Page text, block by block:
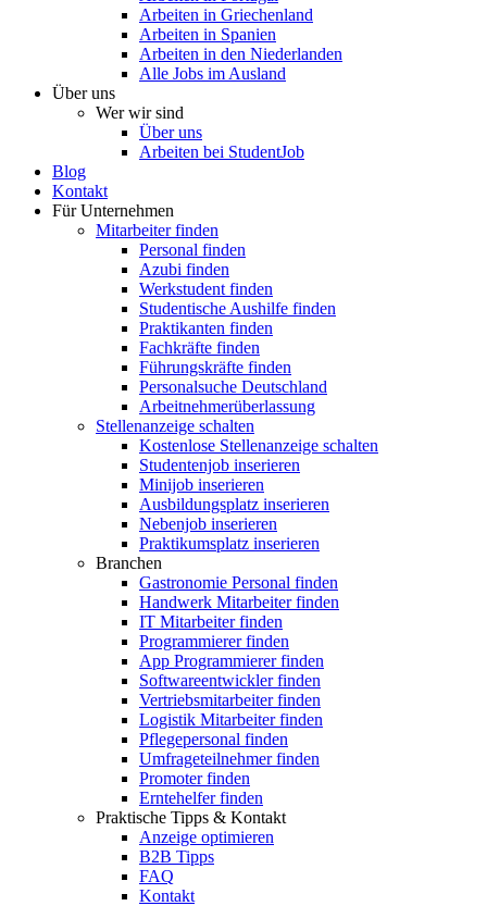
Arbeiten in Griechenland
Arbeiten in Spanien
Arbeiten in den Niederlanden
Alle Jobs im Ausland
Über uns
Wer wir sind
Über uns
Arbeiten bei StudentJob
Blog
Kontakt
Für Unternehmen
Mitarbeiter finden
Personal finden
Azubi finden
Werkstudent finden
Studentische Aushilfe finden
Praktikanten finden
Fachkräfte finden
Führungskräfte finden
Personalsuche Deutschland
Arbeitnehmerüberlassung
Stellenanzeige schalten
Kostenlose Stellenanzeige schalten
Studentenjob inserieren
Minijob inserieren
Ausbildungsplatz inserieren
Nebenjob inserieren
Praktikumsplatz inserieren
Branchen
Gastronomie Personal finden
Handwerk Mitarbeiter finden
IT Mitarbeiter finden
Programmierer finden
App Programmierer finden
Softwareentwickler finden
Vertriebsmitarbeiter finden
Logistik Mitarbeiter finden
Pflegepersonal finden
Umfrageteilnehmer finden
Promoter finden
Erntehelfer finden
Praktische Tipps & Kontakt
Anzeige optimieren
B2B Tipps
FAQ
Kontakt